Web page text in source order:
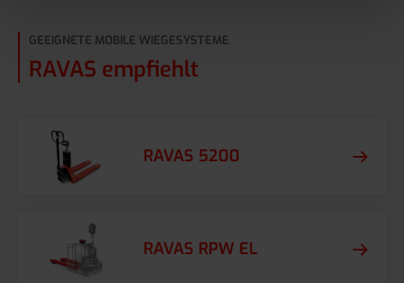
GEEIGNETE MOBILE WIEGESYSTEME
RAVAS empfiehlt
RAVAS 5200
RAVAS RPW EL